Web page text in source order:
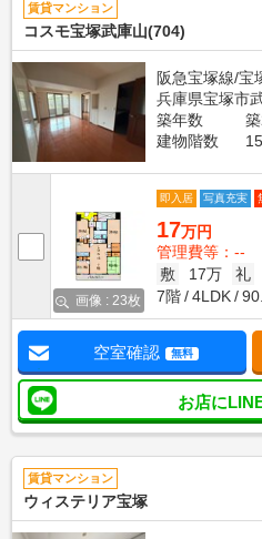
賃貸マンション
コスモ宝塚武庫山(704)
阪急宝塚線/宝
兵庫県宝塚市
築年数
建物階数
画像 : 23枚
即入居 写真充実
17万円
管理費等：--
敷
17万 礼
7階
4LDK
空室確認 無料
お店に
賃貸マンション
ウィステリア宝塚